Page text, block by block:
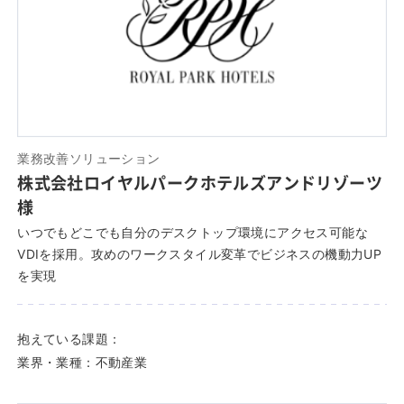
業務改善ソリューション
株式会社ロイヤルパークホテルズアンドリゾーツ
様
いつでもどこでも自分のデスクトップ環境にアクセス可能な
VDIを採用。攻めのワークスタイル変革でビジネスの機動力UP
を実現
抱えている課題：
業界・業種： 不動産業